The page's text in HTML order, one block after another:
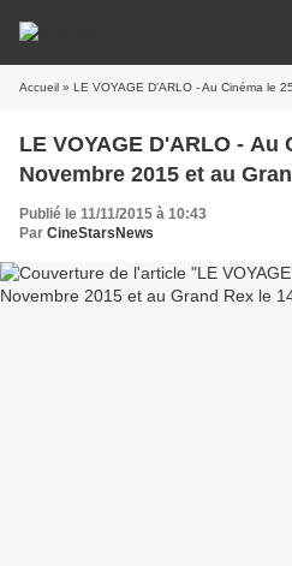
Accueil » LE VOYAGE D'ARLO - Au Cinéma le 25
LE VOYAGE D'ARLO - Au
Novembre 2015 et au
Publié le 11/11/2015 à 10:43
Par CineStarsNews